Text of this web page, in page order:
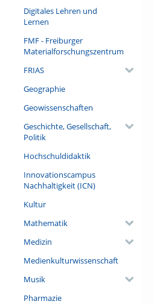
Digitales Lehren und
Lernen
FMF - Freiburger
Materialforschungszentrum
FRIAS
Geographie
Geowissenschaften
Geschichte, Gesellschaft,
Politik
Hochschuldidaktik
Innovationscampus
Nachhaltigkeit (ICN)
Kultur
Mathematik
Medizin
Medienkulturwissenschaft
Musik
Pharmazie